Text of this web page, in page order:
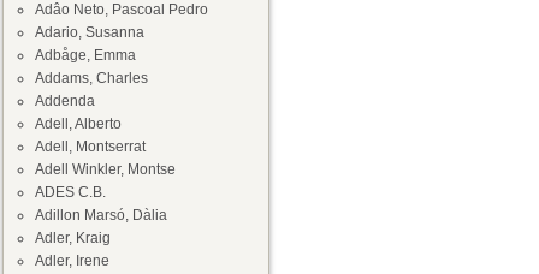
Adâo Neto, Pascoal Pedro
Adario, Susanna
Adbåge, Emma
Addams, Charles
Addenda
Adell, Alberto
Adell, Montserrat
Adell Winkler, Montse
ADES C.B.
Adillon Marsó, Dàlia
Adler, Kraig
Adler, Irene